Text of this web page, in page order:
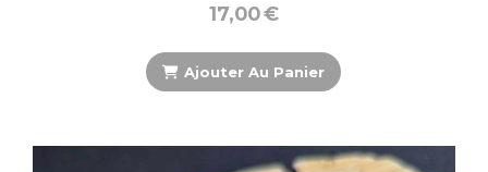
17,00€
Ajouter Au Panier